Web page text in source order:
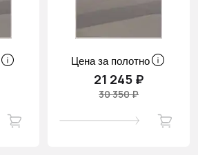
Цена за полотно
21 245 ₽
30 350 ₽